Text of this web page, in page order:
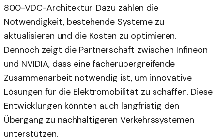
800-VDC-Architektur. Dazu zählen die
Notwendigkeit, bestehende Systeme zu
aktualisieren und die Kosten zu optimieren.
Dennoch zeigt die Partnerschaft zwischen Infineon
und NVIDIA, dass eine fächerübergreifende
Zusammenarbeit notwendig ist, um innovative
Lösungen für die Elektromobilität zu schaffen. Diese
Entwicklungen könnten auch langfristig den
Übergang zu nachhaltigeren Verkehrssystemen
unterstützen.